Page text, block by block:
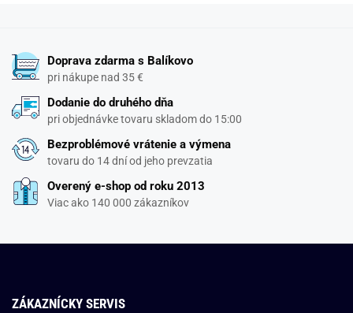
Doprava zdarma s Balíkovo
pri nákupe nad 35 €
Dodanie do druhého dňa
pri objednávke tovaru skladom do 15:00
Bezproblémové vrátenie a výmena
tovaru do 14 dní od jeho prevzatia
Overený e-shop od roku 2013
Viac ako 140 000 zákazníkov
ZÁKAZNÍCKY SERVIS